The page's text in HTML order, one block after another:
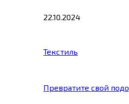
22.10.2024
Текстиль
Превратите свой